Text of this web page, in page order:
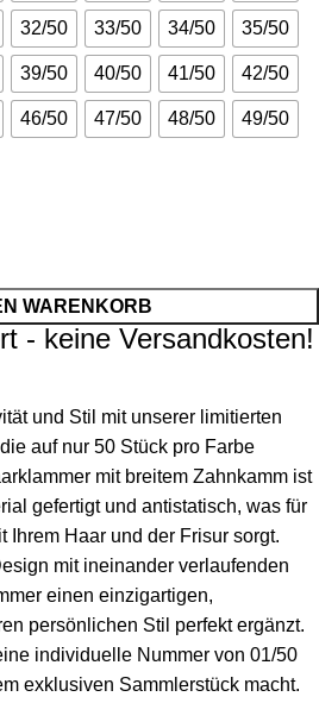
32/50 33/50 34/50 35/50
39/50 40/50 41/50 42/50
46/50 47/50 48/50 49/50
WARENKORB
- keine Versandkosten!
und Stil mit unserer limitierten
auf nur 50 Stück pro Farbe
mit breitem Zahnkamm ist
gefertigt und antistatisch, was für
Ihrem Haar und der Frisur sorgt.
mit ineinander verlaufenden
einen einzigartigen,
persönlichen Stil perfekt ergänzt.
individuelle Nummer von 01/50
exklusiven Sammlerstück macht.